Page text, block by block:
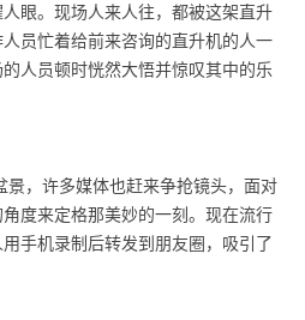
眼。现场人来人往，都被这架直升
员忙着给前来咨询的直升机的人一
人员顿时恍然大悟并惊叹其中的乐
景，许多媒体也赶来争抢镜头，面对
度来定格那美妙的一刻。现在流行
手机录制后转发到朋友圈，吸引了